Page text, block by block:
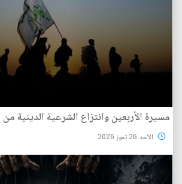
مسيرة الأربعين وانتزاع الشرعية الدينية
الأحد 26 تموز 2026